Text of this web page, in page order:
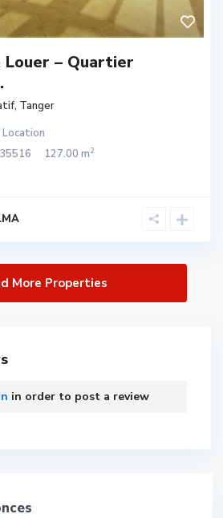
Louer – Quartier
, Tanger
Location
35516 127.00 m2
in order to post a review